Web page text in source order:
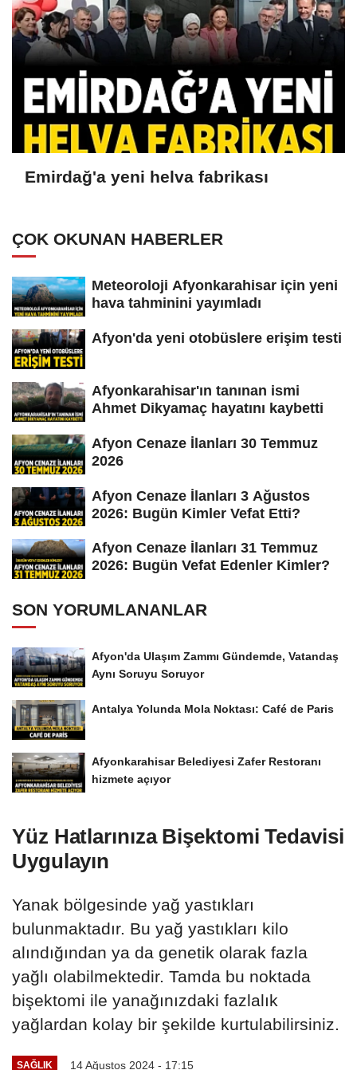
Emirdağ'a yeni helva fabrikası
ÇOK OKUNAN HABERLER
Meteoroloji Afyonkarahisar için yeni
hava tahminini yayımladı
Afyon'da yeni otobüslere erişim testi
Afyonkarahisar'ın tanınan ismi
Ahmet Dikyamaç hayatını kaybetti
Afyon Cenaze İlanları 30 Temmuz
2026
Afyon Cenaze İlanları 3 Ağustos
2026: Bugün Kimler Vefat Etti?
Afyon Cenaze İlanları 31 Temmuz
2026: Bugün Vefat Edenler Kimler?
SON YORUMLANANLAR
Afyon'da Ulaşım Zammı Gündemde, Vatandaş
Aynı Soruyu Soruyor
Antalya Yolunda Mola Noktası: Café de Paris
Afyonkarahisar Belediyesi Zafer Restoranı
hizmete açıyor
Yüz Hatlarınıza Bişektomi Tedavisi
Uygulayın
Yanak bölgesinde yağ yastıkları
bulunmaktadır. Bu yağ yastıkları kilo
alındığından ya da genetik olarak fazla
yağlı olabilmektedir. Tamda bu noktada
bişektomi ile yanağınızdaki fazlalık
yağlardan kolay bir şekilde kurtulabilirsiniz.
SAĞLIK 14 Ağustos 2024 - 17:15